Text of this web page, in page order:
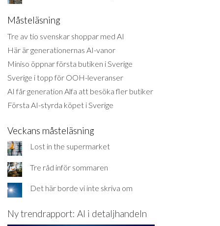
Måsteläsning
Tre av tio svenskar shoppar med AI
Här är generationernas AI-vanor
Miniso öppnar första butiken i Sverige
Sverige i topp för OOH-leveranser
AI får generation Alfa att besöka fler butiker
Första AI-styrda köpet i Sverige
Veckans måsteläsning
Lost in the supermarket
Tre råd inför sommaren
Det här borde vi inte skriva om
Ny trendrapport: AI i detaljhandeln